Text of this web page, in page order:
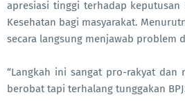
apresiasi tinggi terhadap keputusan
Kesehatan bagi masyarakat.
secara langsung menjawab problem
“Langkah ini sangat pro-rakyat dan
berobat tapi terhalang tunggakan